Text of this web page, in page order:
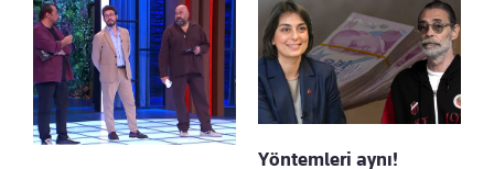
Yöntemleri aynı!